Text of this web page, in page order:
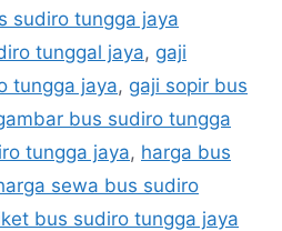
sudiro tungga jaya
tunggal jaya, gaji
tungga jaya, gaji sopir bus
bus sudiro tungga
tungga jaya, harga bus
sewa bus sudiro
bus sudiro tungga jaya